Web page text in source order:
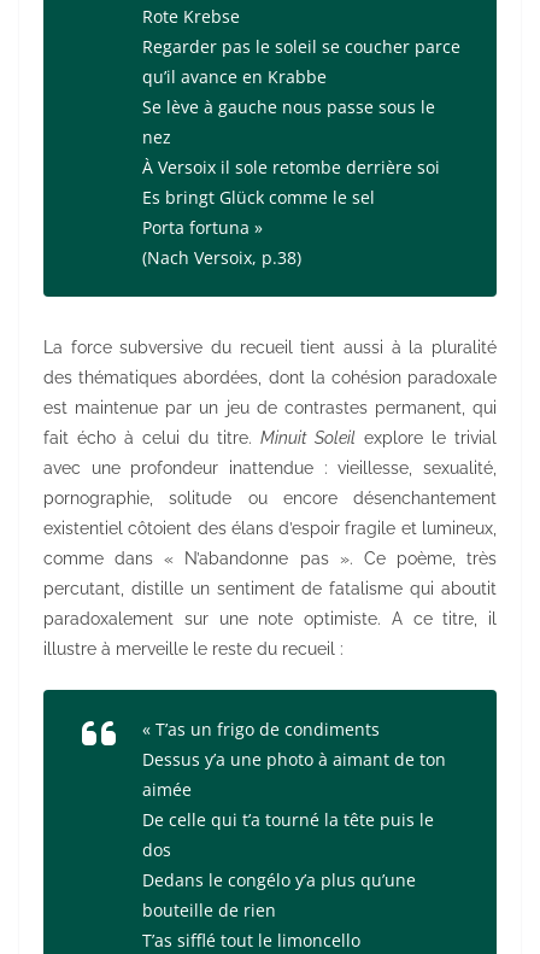
Rote Krebse
Regarder pas le soleil se coucher parce
qu’il avance en Krabbe
Se lève à gauche nous passe sous le
nez
À Versoix il sole retombe derrière soi
Es bringt Glück comme le sel
Porta fortuna »
(Nach Versoix, p.38)
La force subversive du recueil tient aussi à la pluralité
des thématiques abordées, dont la cohésion paradoxale
est maintenue par un jeu de contrastes permanent, qui
fait écho à celui du titre. Minuit Soleil explore le trivial
avec une profondeur inattendue : vieillesse, sexualité,
pornographie, solitude ou encore désenchantement
existentiel côtoient des élans d’espoir fragile et lumineux,
comme dans « N’abandonne pas ». Ce poème, très
percutant, distille un sentiment de fatalisme qui aboutit
paradoxalement sur une note optimiste. A ce titre, il
illustre à merveille le reste du recueil :
« T’as un frigo de condiments
Dessus y’a une photo à aimant de ton
aimée
De celle qui t’a tourné la tête puis le
dos
Dedans le congélo y’a plus qu’une
bouteille de rien
T’as sifflé tout le limoncello